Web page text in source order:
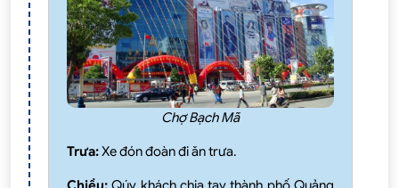
Chợ Bạch Mã
Trưa:Xe đón đoàn đi ăn trưa.